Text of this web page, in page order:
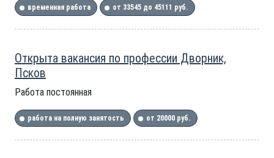
временная работа от 33545 до 45111 руб.
Открыта вакансия по профессии Дворник,
Псков
Работа постоянная
работа на полную занятость от 20000 руб.